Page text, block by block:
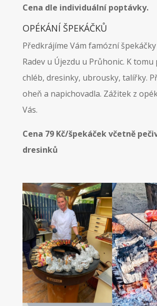
Cena dle individuální poptávky.
OPÉKÁNÍ ŠPEKÁČKŮ
Předkrájíme Vám famózní
Radev u Újezdu u Průhonic. K
chléb, dresinky, ubrousky, talířky.
oheň a napichovadla. Zážitek z
Vás.
Cena 79 Kč/špekáček včetně
dresinků